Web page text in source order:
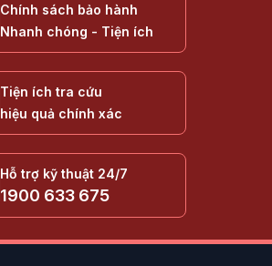
Chính sách bảo hành
Nhanh chóng - Tiện ích
Tiện ích tra cứu
hiệu quả chính xác
Hỗ trợ kỹ thuật 24/7
1900 633 675